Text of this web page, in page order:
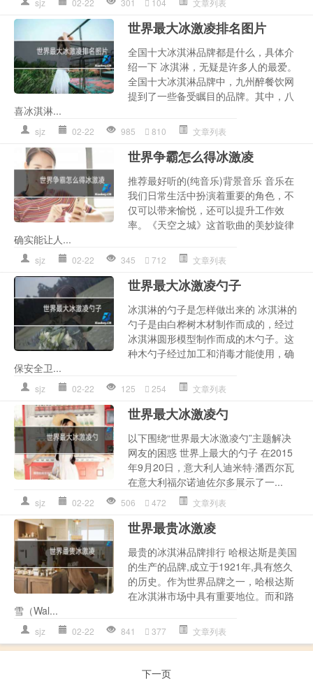
世界最大冰激凌排名图片
全国十大冰淇淋品牌都是什么，具体介
绍一下 冰淇淋，无疑是许多人的最爱。
全国十大冰淇淋品牌中，九州醉餐饮网
提到了一些备受瞩目的品牌。其中，八
喜冰淇淋...
sjz 02-22 985 810 文章列表
世界争霸怎么得冰激凌
推荐最好听的(纯音乐)背景音乐 音乐在
我们日常生活中扮演着重要的角色，不
仅可以带来愉悦，还可以提升工作效
率。《天空之城》这首歌曲的美妙旋律
确实能让人...
sjz 02-22 345 712 文章列表
世界最大冰激凌勺子
冰淇淋的勺子是怎样做出来的 冰淇淋的
勺子是由白桦树木材制作而成的，经过
冰淇淋圆形模型制作而成的木勺子。这
种木勺子经过加工和消毒才能使用，确
保安全卫...
sjz 02-22 125 254 文章列表
世界最大冰激凌勺
以下围绕“世界最大冰激凌勺”主题解决
网友的困惑 世界上最大的勺子 在2015
年9月20日，意大利人迪米特·潘西尔瓦
在意大利福尔诺迪佐尔多展示了一...
sjz 02-22 506 472 文章列表
世界最贵冰激凌
最贵的冰淇淋品牌排行 哈根达斯是美国
的生产的品牌,成立于1921年,具有悠久
的历史。作为世界品牌之一，哈根达斯
在冰淇淋市场中具有重要地位。而和路
雪（Wal...
sjz 02-22 841 377 文章列表
下一页